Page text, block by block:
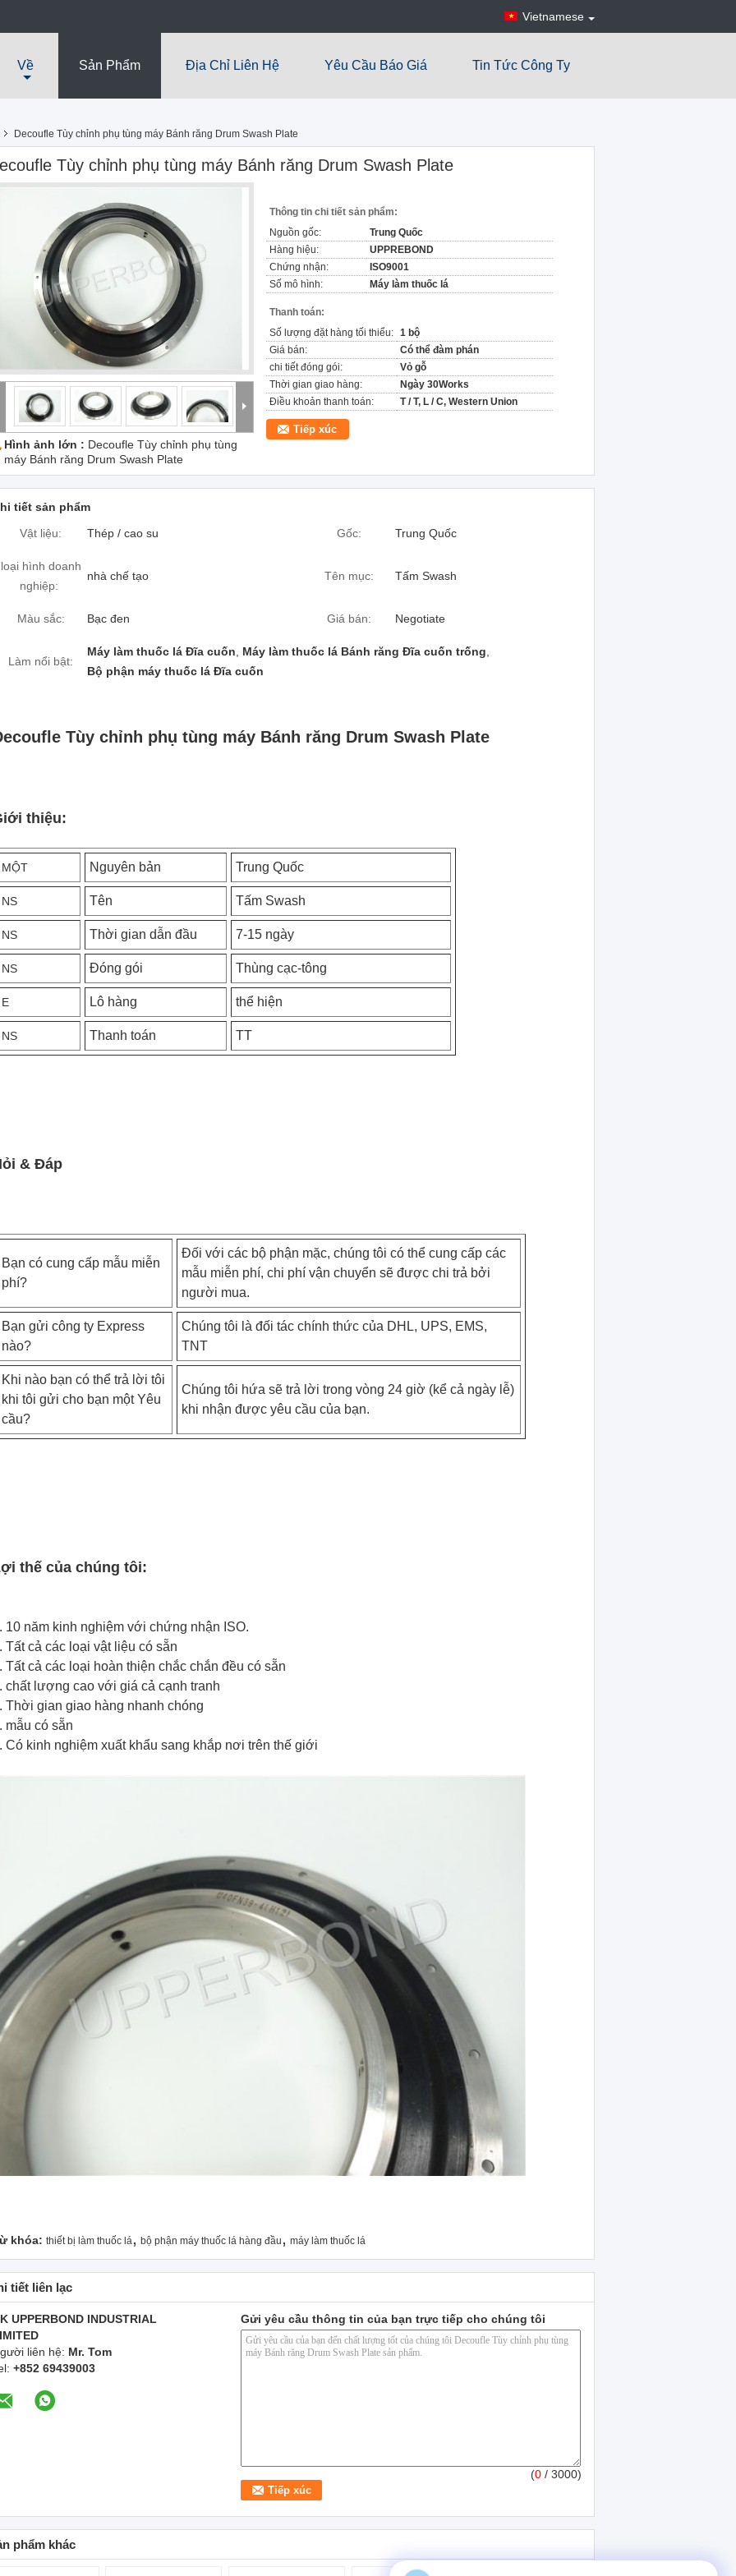
Vietnamese
Về Sản Phẩm Địa Chỉ Liên Hệ Yêu Cầu Báo Giá Tin Tức Công Ty
Decoufle Tùy chỉnh phụ tùng máy Bánh răng Drum Swash Plate
Tùy chỉnh phụ tùng máy Bánh răng Drum Swash Plate
Hình ảnh lớn : Decoufle Tùy chỉnh phụ tùng
máy Bánh răng Drum Swash Plate
Thông tin chi tiết sản phẩm:
Nguồn gốc:
Trung Quốc
Hàng hiệu:
UPPREBOND
Chứng nhận:
ISO9001
Số mô hình:
Máy làm thuốc lá
Thanh toán:
Số lượng đặt hàng tối thiểu: 1 bộ
Giá bán:
Có thể đàm phán
chi tiết đóng gói:
Vỏ gỗ
Thời gian giao hàng:
Ngày 30Works
Điều khoản thanh toán:
T / T, L / C, Western Union
Tiếp xúc
tiết sản phẩm
Vật liệu:
Thép / cao su Gốc: Trung Quốc
loại hình doanh
nghiệp:
nhà chế tạo Tên mục: Tấm Swash
Màu sắc: Bạc đen Giá bán: Negotiate
Làm nổi bật:
Máy làm thuốc lá Đĩa cuốn Máy làm thuốc lá Bánh răng Đĩa cuốn trống
Bộ phận máy thuốc lá Đĩa cuốn
Tùy chỉnh phụ tùng máy Bánh răng Drum Swash Plate
thiệu:
MỘT Nguyên bản Trung Quốc
NS Tên Tấm Swash
NS Thời gian dẫn đầu 7-15 ngày
NS Đóng gói Thùng cạc-tông
E Lô hàng thể hiện
NS Thanh toán TT
& Đáp
Bạn có cung cấp mẫu miễn
phí?
Đối với các bộ phận mặc, chúng tôi có thể cung cấp các
mẫu miễn phí, chi phí vận chuyển sẽ được chi trả bởi
người mua.
Bạn gửi công ty Express
nào?
Chúng tôi là đối tác chính thức của DHL, UPS, EMS,
TNT
Khi nào bạn có thể trả lời tôi
khi tôi gửi cho bạn một Yêu
cầu?
Chúng tôi hứa sẽ trả lời trong vòng 24 giờ (kể cả ngày lễ)
khi nhận được yêu cầu của bạn.
thế của chúng tôi:
10 năm kinh nghiệm với chứng nhận ISO.
Tất cả các loại vật liệu có sẵn
Tất cả các loại hoàn thiện chắc chắn đều có sẵn
chất lượng cao với giá cả cạnh tranh
Thời gian giao hàng nhanh chóng
mẫu có sẵn
Có kinh nghiệm xuất khẩu sang khắp nơi trên thế giới
khóa: thiết bị làm thuốc lá bộ phận máy thuốc lá hàng đầu máy làm thuốc lá
tiết liên lạc
UPPERBOND INDUSTRIAL
liên hệ: Mr. Tom
+852 69439003
Gửi yêu cầu thông tin của bạn trực tiếp cho chúng tôi
(0 / 3000)
phẩm khác